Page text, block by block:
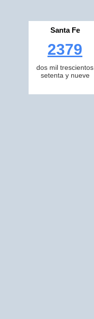
Santa Fe
2379
dos mil trescientos
setenta y nueve